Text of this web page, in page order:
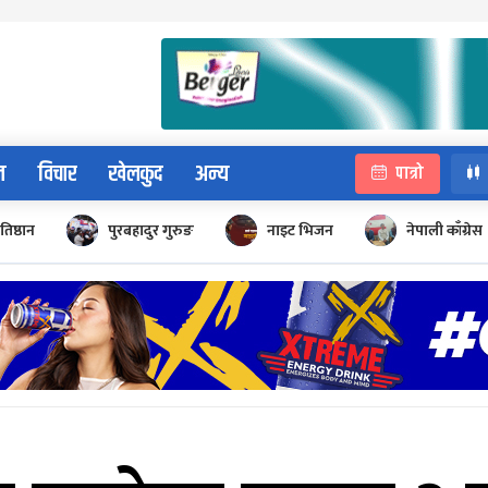
विचार खेलकुद अन्य पात्रो
पुरबहादुर गुरुङ नाइट भिजन नेपाली काँग्रेस